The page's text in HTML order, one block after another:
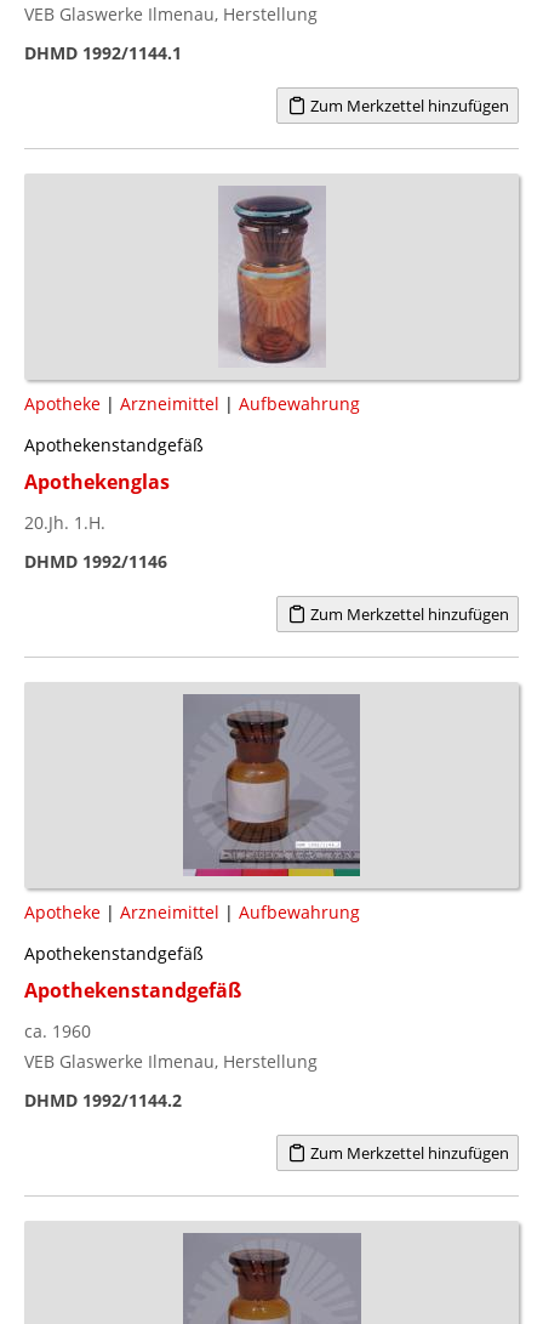
VEB Glaswerke Ilmenau, Herstellung
DHMD 1992/1144.1
Zum Merkzettel hinzufügen
Apotheke | Arzneimittel | Aufbewahrung
Apothekenstandgefäß
Apothekenglas
20.Jh. 1.H.
DHMD 1992/1146
Zum Merkzettel hinzufügen
Apotheke | Arzneimittel | Aufbewahrung
Apothekenstandgefäß
Apothekenstandgefäß
ca. 1960
VEB Glaswerke Ilmenau, Herstellung
DHMD 1992/1144.2
Zum Merkzettel hinzufügen